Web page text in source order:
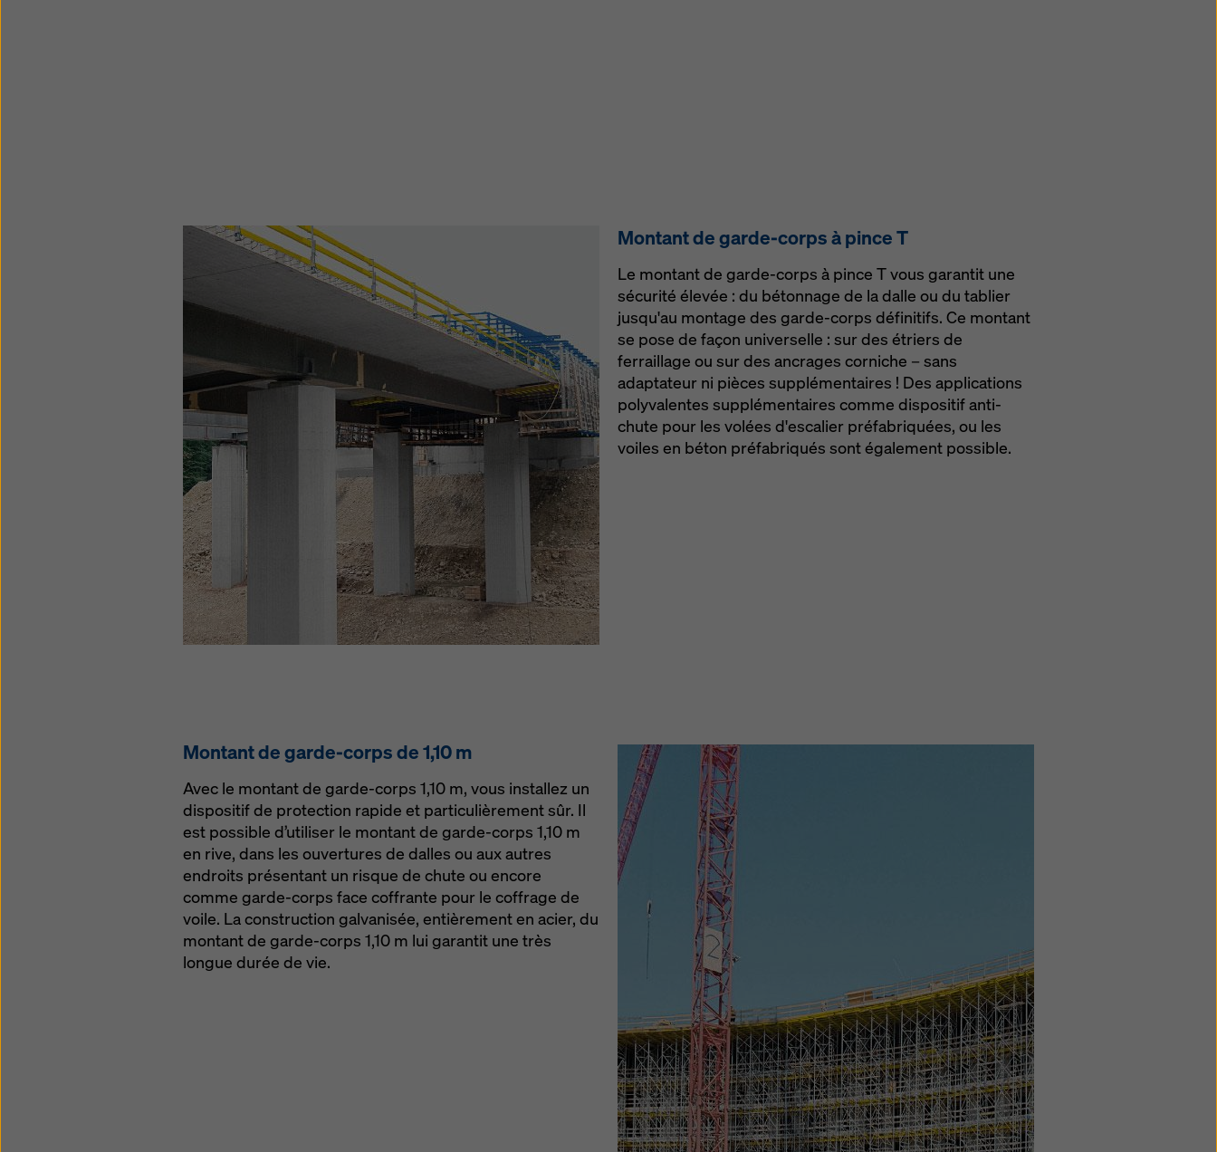
Mon­tant de garde-corps à pince T
Le montant de garde-corps à pince T vous garantit une
sécurité élevée : du bétonnage de la dalle ou du tablier
jusqu'au montage des garde-corps définitifs. Ce montant
se pose de façon universelle : sur des étriers de
ferraillage ou sur des ancrages corniche – sans
adaptateur ni pièces supplémentaires ! Des applications
polyvalentes supplémentaires comme dispositif anti-
chute pour les volées d'escalier préfabriquées, ou les
voiles en béton préfabriqués sont également possible.
Mon­tant de garde-corps de 1,10 m
Avec le montant de garde-corps 1,10 m, vous installez un
dispositif de protection rapide et particulièrement sûr. Il
est possible d’utiliser le montant de garde-corps 1,10 m
en rive, dans les ouvertures de dalles ou aux autres
endroits présentant un risque de chute ou encore
comme garde-corps face coffrante pour le coffrage de
voile. La construction galvanisée, entièrement en acier, du
montant de garde-corps 1,10 m lui garantit une très
longue durée de vie.